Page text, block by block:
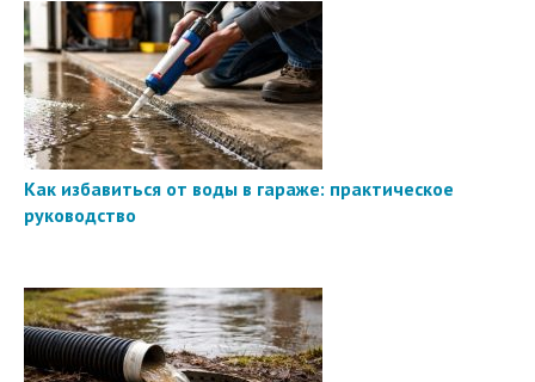
Как избавиться от воды в гараже: практическое
руководство